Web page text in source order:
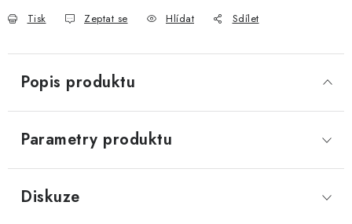
Tisk Zeptat se Hlídat Sdílet
Popis produktu
Parametry produktu
Diskuze